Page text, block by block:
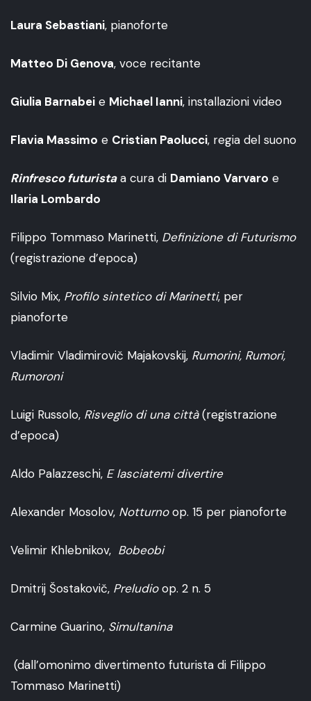
Laura Sebastiani, pianoforte
Matteo Di Genova, voce recitante
Giulia Barnabei e Michael Ianni, installazioni video
Flavia Massimo e Cristian Paolucci, regia del suono
Rinfresco futuristaa cura di Damiano Varvaro e
Ilaria Lombardo
Filippo Tommaso Marinetti, Definizione di Futurismo
(registrazione d’epoca)
Silvio Mix, Profilo sintetico di Marinetti, per
pianoforte
Vladimir Vladimirovič Majakovskij, Rumorini, Rumori,
Rumoroni
Luigi Russolo, Risveglio di una città(registrazione
d’epoca)
Aldo Palazzeschi, E lasciatemi divertire
Alexander Mosolov, Notturnoop. 15 per pianoforte
Velimir Khlebnikov, Bobeobi
Dmitrij Šostakovič, Preludioop. 2 n. 5
Carmine Guarino, Simultanina
(dall’omonimo divertimento futurista di Filippo
Tommaso Marinetti)